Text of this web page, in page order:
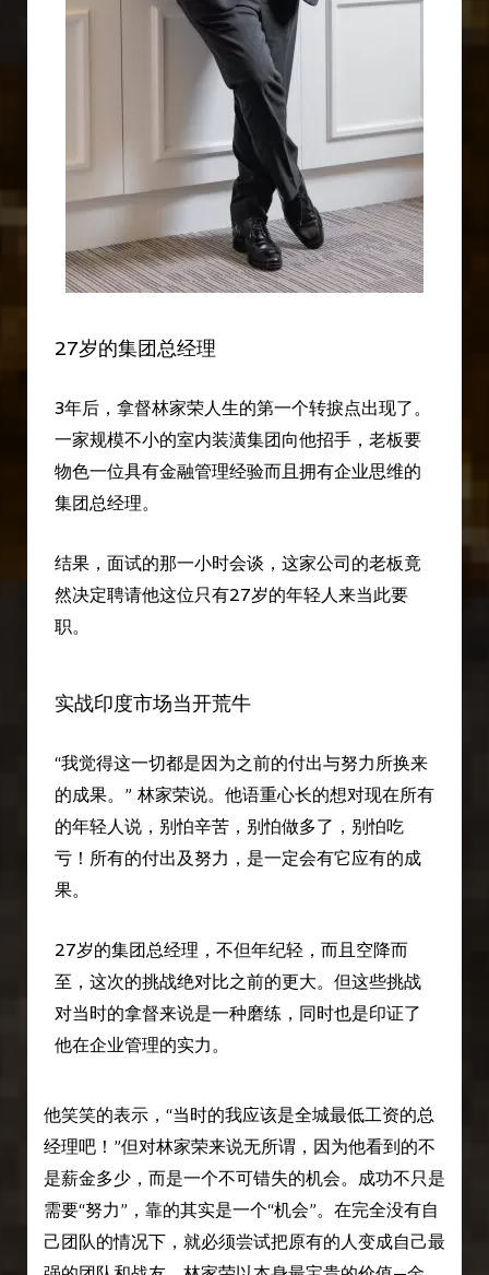
27岁的集团总经理
3年后，拿督林家荣人生的第一个转捩点出现了。
一家规模不小的室内装潢集团向他招手，老板要
物色一位具有金融管理经验而且拥有企业思维的
集团总经理。
结果，面试的那一小时会谈，这家公司的老板竟
然决定聘请他这位只有27岁的年轻人来当此要
职。
实战印度市场当开荒牛
“我觉得这一切都是因为之前的付出与努力所换来
的成果。” 林家荣说。他语重心长的想对现在所有
的年轻人说，别怕辛苦，别怕做多了，别怕吃
亏！所有的付出及努力，是一定会有它应有的成
果。
27岁的集团总经理，不但年纪轻，而且空降而
至，这次的挑战绝对比之前的更大。但这些挑战
对当时的拿督来说是一种磨练，同时也是印证了
他在企业管理的实力。
他笑笑的表示，“当时的我应该是全城最低工资的总
经理吧！”但对林家荣来说无所谓，因为他看到的不
是薪金多少，而是一个不可错失的机会。成功不只是
需要“努力”，靠的其实是一个“机会”。在完全没有自
己团队的情况下，就必须尝试把原有的人变成自己最